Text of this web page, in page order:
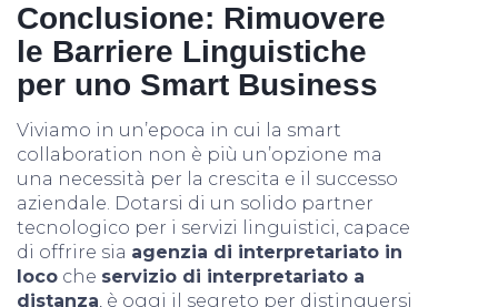
Conclusione: Rimuovere
le Barriere Linguistiche
per uno Smart Business
Viviamo in un’epoca in cui la smart
collaboration non è più un’opzione ma
una necessità per la crescita e il successo
aziendale. Dotarsi di un solido partner
tecnologico per i servizi linguistici, capace
di offrire sia agenzia di interpretariato in
loco che servizio di interpretariato a
distanza, è oggi il segreto per distinguersi